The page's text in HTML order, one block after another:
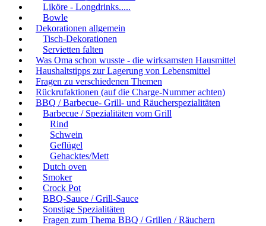
Liköre - Longdrinks.....
Bowle
Dekorationen allgemein
Tisch-Dekorationen
Servietten falten
Was Oma schon wusste - die wirksamsten Hausmittel
Haushaltstipps zur Lagerung von Lebensmittel
Fragen zu verschiedenen Themen
Rückrufaktionen (auf die Charge-Nummer achten)
BBQ / Barbecue- Grill- und Räucherspezialitäten
Barbecue / Spezialitäten vom Grill
Rind
Schwein
Geflügel
Gehacktes/Mett
Dutch oven
Smoker
Crock Pot
BBQ-Sauce / Grill-Sauce
Sonstige Spezialitäten
Fragen zum Thema BBQ / Grillen / Räuchern